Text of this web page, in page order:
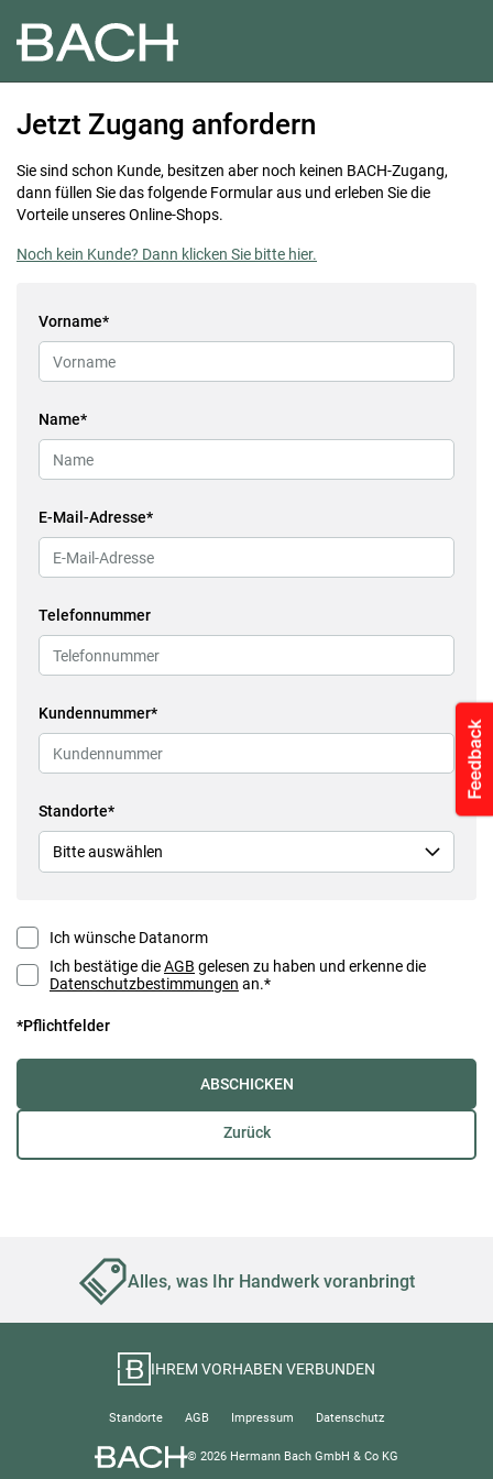
Jetzt Zugang anfordern
Sie sind schon Kunde, besitzen aber noch keinen BACH-Zugang,
dann füllen Sie das folgende Formular aus und erleben Sie die
Vorteile unseres Online-Shops.
Noch kein Kunde? Dann klicken Sie bitte hier.
Vorname
Name
E-Mail-Adresse
Telefonnummer
Kundennummer
Standorte
Ich wünsche Datanorm
Ich bestätige dieAGB gelesen zu haben und erkenne die
Datenschutzbestimmungen an.*
*Pflichtfelder
Zurück
ABSCHICKEN
Alles, was Ihr Handwerk voranbringt
© 2026 Hermann Bach GmbH & Co KG
IHREM VORHABEN VERBUNDEN
Standorte AGB Impressum Datenschutz